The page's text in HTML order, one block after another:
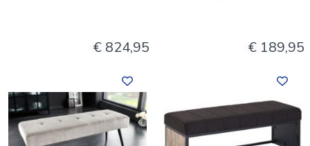
€ 824,95 € 189,95